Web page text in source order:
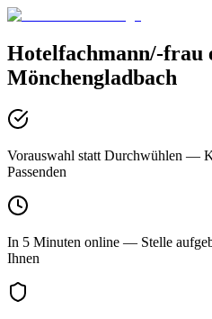
Hotelfachmann/-frau
Mönchengladbach
Vorauswahl statt Durchwühlen —
Passenden
In 5 Minuten online — Stelle
Ihnen